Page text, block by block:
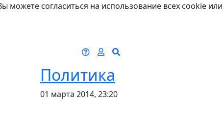
можете согласиться на использование всех cookie или
Политика
01 марта 2014, 23:20